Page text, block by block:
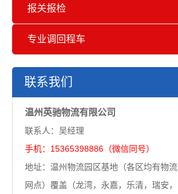
报关报检
专业调回程车
联系我们
温州英驰物流有限公司
联系人：吴经理
手机：15365398886（微信同号）
地址：温州物流园区基地（各区均有物流
网点）覆盖（龙湾，永嘉，乐清，瑞安，